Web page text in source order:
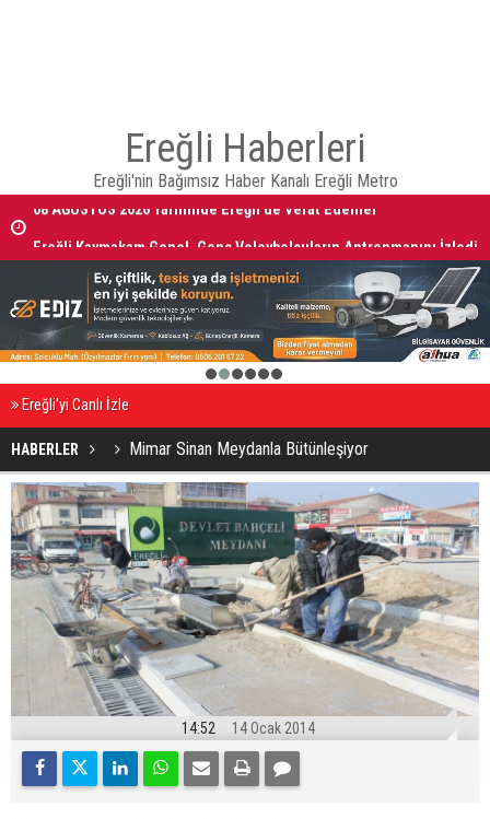
Ereğli Haberleri
Ereğli'nin Bağımsız Haber Kanalı Ereğli Metro
08 AĞUSTOS 2026 Tarihinde Ereğli’de Vefat Edenler
2 3 4 5 6
Ereğli’yi Canlı İzle
HABERLER Mimar Sinan Meydanla Bütünleşiyor
14:52 14 Ocak 2014